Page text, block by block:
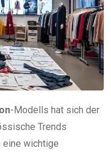
-Modells hat sich der
Trends
wichtige